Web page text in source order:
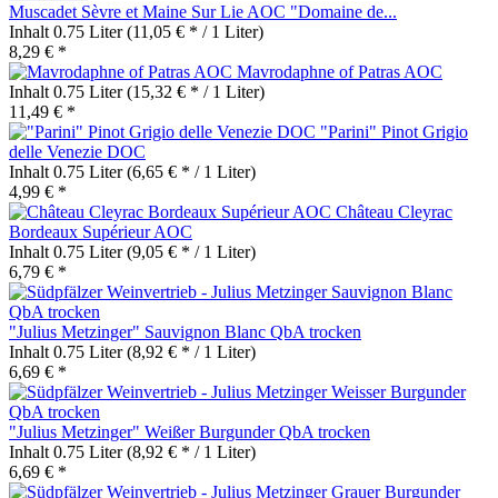
Muscadet Sèvre et Maine Sur Lie AOC "Domaine de...
Inhalt 0.75 Liter(11,05 € * / 1 Liter)
8,29 € *
Mavrodaphne of Patras AOC
Inhalt 0.75 Liter(15,32 € * / 1 Liter)
11,49 € *
"Parini" Pinot Grigio
delle Venezie DOC
Inhalt 0.75 Liter(6,65 € * / 1 Liter)
4,99 € *
Château Cleyrac
Bordeaux Supérieur AOC
Inhalt 0.75 Liter(9,05 € * / 1 Liter)
6,79 € *
"Julius Metzinger" Sauvignon Blanc QbA trocken
Inhalt 0.75 Liter(8,92 € * / 1 Liter)
6,69 € *
"Julius Metzinger" Weißer Burgunder QbA trocken
Inhalt 0.75 Liter(8,92 € * / 1 Liter)
6,69 € *